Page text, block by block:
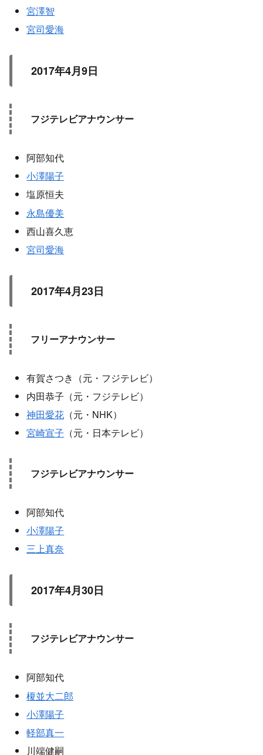
宮澤智
宮司愛海
2017年4月9日
フジテレビアナウンサー
阿部知代
小澤陽子
塩原恒夫
永島優美
西山喜久恵
宮司愛海
2017年4月23日
フリーアナウンサー
有賀さつき（元・フジテレビ）
内田恭子（元・フジテレビ）
神田愛花 （元・NHK）
宮崎宣子 （元・日本テレビ）
フジテレビアナウンサー
阿部知代
小澤陽子
三上真奈
2017年4月30日
フジテレビアナウンサー
阿部知代
榎並大二郎
小澤陽子
軽部真一
川端健嗣